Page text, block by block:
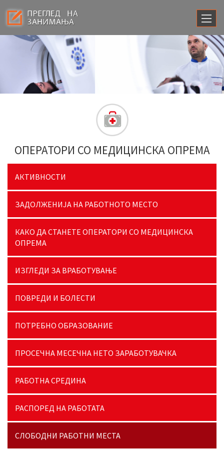
ОПЕРАТОРИ СО МЕДИЦИНСКА ОПРЕМА
АКТИВНОСТИ
ЗАДОЛЖЕНИЈА НА РАБОТНОТО МЕСТО
КАКО ДА СТАНЕТЕ ОПЕРАТОРИ СО МЕДИЦИНСКА
ОПРЕМА
ИЗГЛЕДИ ЗА ВРАБОТУВАЊЕ
ПОВРЕДИ И БОЛЕСТИ
ПОТРЕБНО ОБРАЗОВАНИЕ
ПРОСЕЧНА МЕСЕЧНА НЕТО ЗАРАБОТУВАЧКА
РАБОТНА СРЕДИНА
РАСПОРЕД НА РАБОТАТА
СЛОБОДНИ РАБОТНИ МЕСТА